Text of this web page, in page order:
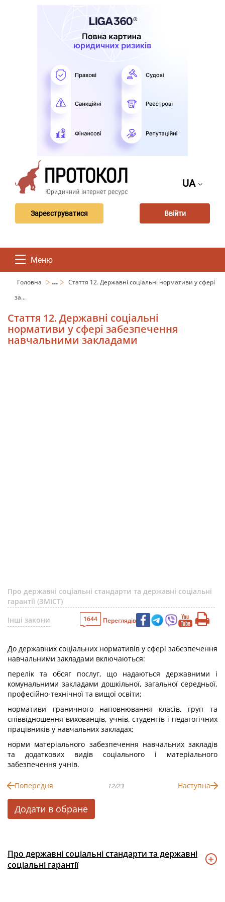
UA
Зареєструватися Ввійти
Меню
Головна ...
Стаття 12. Державні соціальні нормативи у сфері
за...
Стаття 12. Державні соціальні
нормативи у сфері забезпечення
навчальними закладами
Про державні соціальні стандарти та державні соціальні
гарантії (ЗМІСТ)
Інші закони
1644 Переглядів
До державних соціальних нормативів у сфері забезпечення
навчальними закладами включаються:
перелік та обсяг послуг, що надаються державними і
комунальними закладами дошкільної, загальної середньої,
професійно-технічної та вищої освіти;
нормативи граничного наповнювання класів, груп та
співвідношення вихованців, учнів, студентів і педагогічних
працівників у навчальних закладах;
норми матеріального забезпечення навчальних закладів
та додаткових видів соціального і матеріального
забезпечення учнів.
Попередня 12/23 Наступна
Додати в обране
Про державні соціальні стандарти та державні
соціальні гарантії